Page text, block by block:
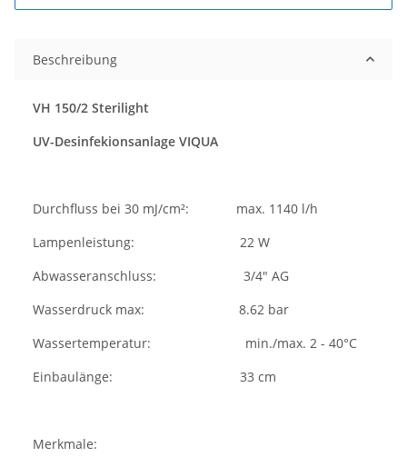
Beschreibung
VH 150/2 Sterilight
UV-Desinfekionsanlage VIQUA
Durchfluss bei 30 mJ/cm²: max. 1140 l/h
Lampenleistung: 22 W
Abwasseranschluss: 3/4" AG
Wasserdruck max: 8.62 bar
Wassertemperatur: min./max. 2 - 40°C
Einbaulänge: 33 cm
Merkmale: